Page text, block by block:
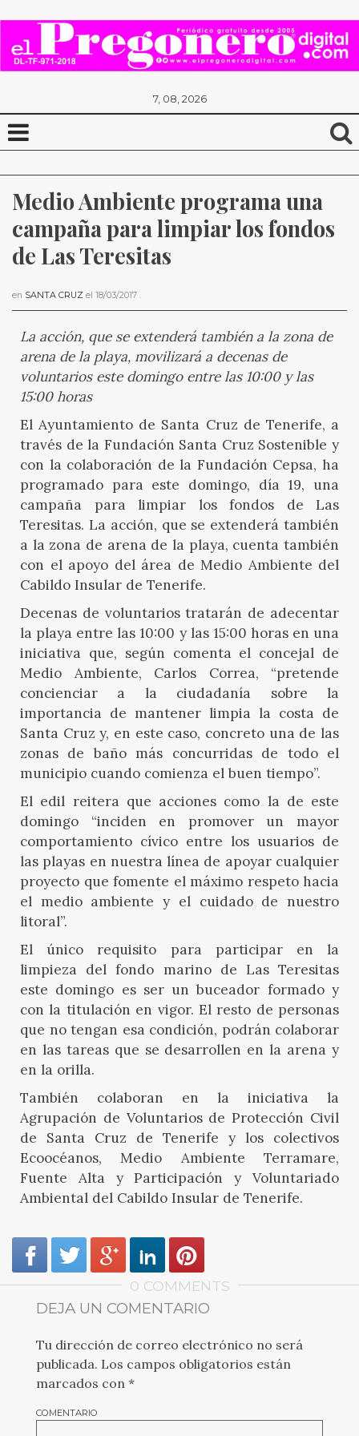
7, 08, 2026
Medio Ambiente programa una
campaña para limpiar los fondos
de Las Teresitas
en SANTA CRUZ el 18/03/2017 .
La acción, que se extenderá también a la zona de
arena de la playa, movilizará a decenas de
voluntarios este domingo entre las 10:00 y las
15:00 horas
El Ayuntamiento de Santa Cruz de Tenerife, a
través de la Fundación Santa Cruz Sostenible y
con la colaboración de la Fundación Cepsa, ha
programado para este domingo, día 19, una
campaña para limpiar los fondos de Las
Teresitas. La acción, que se extenderá también
a la zona de arena de la playa, cuenta también
con el apoyo del área de Medio Ambiente del
Cabildo Insular de Tenerife.
Decenas de voluntarios tratarán de adecentar
la playa entre las 10:00 y las 15:00 horas en una
iniciativa que, según comenta el concejal de
Medio Ambiente, Carlos Correa, “pretende
concienciar a la ciudadanía sobre la
importancia de mantener limpia la costa de
Santa Cruz y, en este caso, concreto una de las
zonas de baño más concurridas de todo el
municipio cuando comienza el buen tiempo”.
El edil reitera que acciones como la de este
domingo “inciden en promover un mayor
comportamiento cívico entre los usuarios de
las playas en nuestra línea de apoyar cualquier
proyecto que fomente el máximo respeto hacia
el medio ambiente y el cuidado de nuestro
litoral”.
El único requisito para participar en la
limpieza del fondo marino de Las Teresitas
este domingo es ser un buceador formado y
con la titulación en vigor. El resto de personas
que no tengan esa condición, podrán colaborar
en las tareas que se desarrollen en la arena y
en la orilla.
También colaboran en la iniciativa la
Agrupación de Voluntarios de Protección Civil
de Santa Cruz de Tenerife y los colectivos
Ecoocéanos, Medio Ambiente Terramare,
Fuente Alta y Participación y Voluntariado
Ambiental del Cabildo Insular de Tenerife.
0 COMMENTS
DEJA UN COMENTARIO
Tu dirección de correo electrónico no será
publicada. Los campos obligatorios están
marcados con *
COMENTARIO